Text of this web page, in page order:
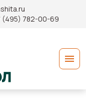
(495) 782-00-69